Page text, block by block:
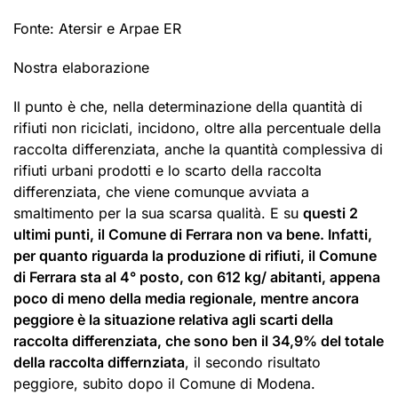
Fonte: Atersir e Arpae ER
Nostra elaborazione
Il punto è che, nella determinazione della quantità di
rifiuti non riciclati, incidono, oltre alla percentuale della
raccolta differenziata, anche la quantità complessiva di
rifiuti urbani prodotti e lo scarto della raccolta
differenziata, che viene comunque avviata a
smaltimento per la sua scarsa qualità. E su questi 2
ultimi punti, il Comune di Ferrara non va bene. Infatti,
per quanto riguarda la produzione di rifiuti, il Comune
di Ferrara sta al 4° posto, con 612 kg/ abitanti, appena
poco di meno della media regionale, mentre ancora
peggiore è la situazione relativa agli scarti della
raccolta differenziata, che sono ben il 34,9% del totale
della raccolta differnziata, il secondo risultato
peggiore, subito dopo il Comune di Modena.